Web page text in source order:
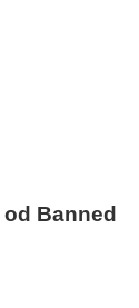
Banned